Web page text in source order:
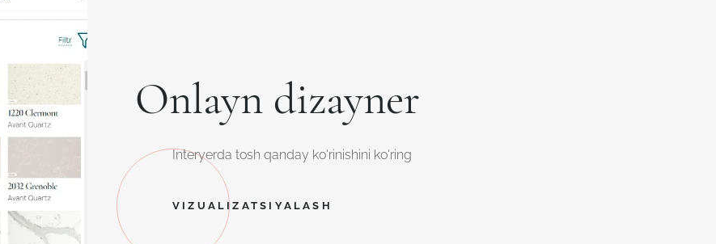
Onlayn dizayner
Interyerda tosh qanday ko'rinishini ko'ring
VIZUALIZATSIYALASH